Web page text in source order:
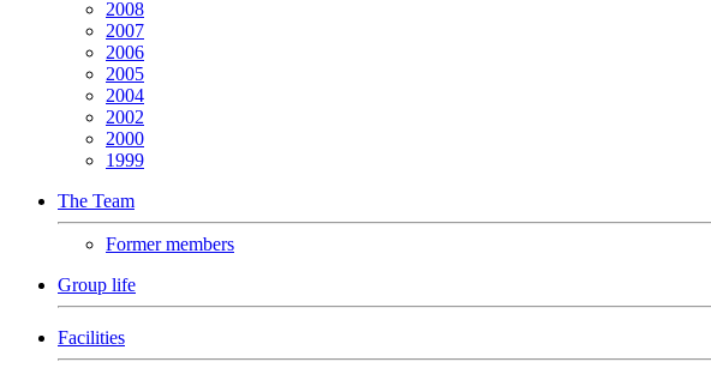
2008
2007
2006
2005
2004
2002
2000
1999
The Team
Former members
Group life
Facilities